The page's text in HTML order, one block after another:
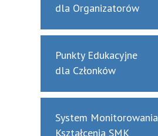
dla Organizatorów
Punkty Edukacyjne
dla Członków
System Monitorowania
Kształcenia SMK